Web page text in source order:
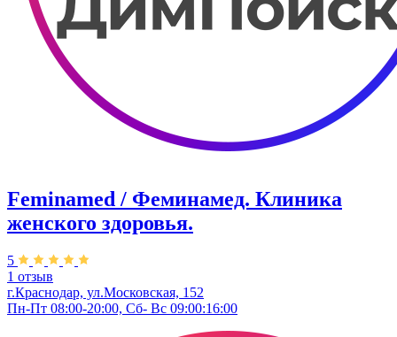
Feminamed / Феминамед. Клиника
женского здоровья.
5
1 отзыв
г.Краснодар, ул.Московская, 152
Пн-Пт 08:00-20:00, Сб- Вс 09:00:16:00